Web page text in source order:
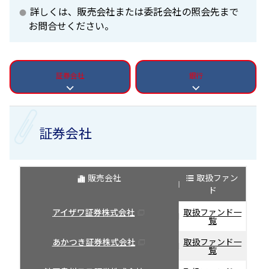
詳しくは、販売会社または委託会社の照会先まで
お問合せください。
証券会社 銀行
証券会社
販売会社
取扱ファン
ド
アイザワ証券株式会社
取扱ファンド一
覧
あかつき証券株式会社
取扱ファンド一
覧